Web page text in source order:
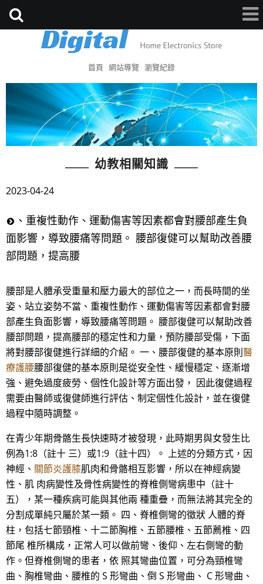
首頁 網站導覽 瀏覽紀錄
幼教相關知識
2023-04-24
、重複性動作、運動傷害等因素都會對腰部產生負
面影響，導致腰痛等問題。 腰部復健可以幫助改善腰
部問題，提高腰
腰部是人體承受重量和壓力最大的部位之一，而長時間的坐
姿、站立姿勢不當、重複性動作、運動傷害等因素都會對腰
部產生負面影響，導致腰痛等問題。 腰部復健可以幫助改善
腰部問題，提高腰部的穩定性和力量，預防腰部受傷，下面
將對腰部復健進行詳細的介紹。 一、腰部復健的基本原則醫
療護腰腰部復健的基本原則是從安全性、緩慢穩定、逐漸增
強、避免過度疲勞、個性化設計等方面出發， 因此復健過程
需要由醫師或復健師進行評估、制定個性化設計，並在復健
過程中隨時調整。
在青少年期骨骼生長快速時才被發現，此時期男與女發生比
例為1:8（註十 三）或1:9（註十四）。 上述的分類方式，因
神經、 關節炎護膝肌肉和骨骼相互影響，所以在神經病變
性、肌 肉病變性及骨性病變性的脊椎側彎病患中（註十
五），某一種疾病可能與其他兩 種重疊，而無法將其完全的
分割成單純只屬於某一類。 四、脊椎側彎的徵狀 人體的脊
柱，包括七節頸椎、十二節胸椎、五節腰椎、五節薦椎、四
節尾 椎所構成，正常人可以做前彎、後仰、左右側彎的動
作。但脊椎側彎的患者，依 照其彎曲位置，可分為頸椎彎
曲、胸椎彎曲、腰椎的 S 形彎曲、倒 S 形彎曲、 C 形彎曲、